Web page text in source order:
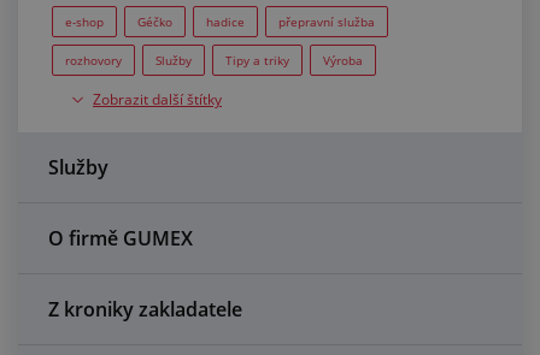
Centrum poptávek
Vše o nákupu
e-shop Géčko hadice přepravní služba
rozhovory Služby Tipy a triky Výroba
Zobrazit další štítky
Služby
O firmě GUMEX
Z kroniky zakladatele